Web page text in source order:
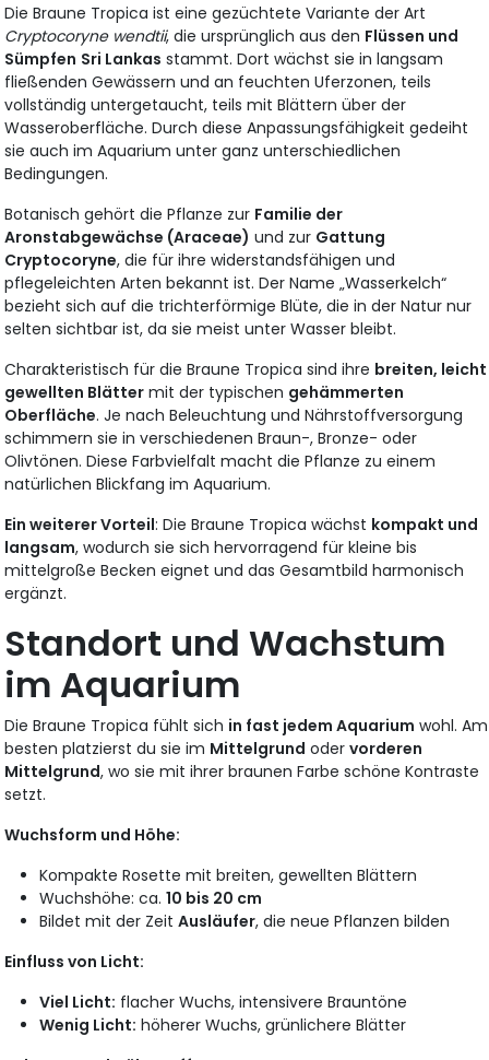
Die Braune Tropica ist eine gezüchtete Variante der Art
Cryptocoryne wendtii, die ursprünglich aus den Flüssen und
Sümpfen Sri Lankas stammt. Dort wächst sie in langsam
fließenden Gewässern und an feuchten Uferzonen, teils
vollständig untergetaucht, teils mit Blättern über der
Wasseroberfläche. Durch diese Anpassungsfähigkeit gedeiht
sie auch im Aquarium unter ganz unterschiedlichen
Bedingungen.
Botanisch gehört die Pflanze zur Familie der
Aronstabgewächse (Araceae) und zur Gattung
Cryptocoryne, die für ihre widerstandsfähigen und
pflegeleichten Arten bekannt ist. Der Name „Wasserkelch“
bezieht sich auf die trichterförmige Blüte, die in der Natur nur
selten sichtbar ist, da sie meist unter Wasser bleibt.
Charakteristisch für die Braune Tropica sind ihre breiten, leicht
gewellten Blätter mit der typischen gehämmerten
Oberfläche. Je nach Beleuchtung und Nährstoffversorgung
schimmern sie in verschiedenen Braun-, Bronze- oder
Olivtönen. Diese Farbvielfalt macht die Pflanze zu einem
natürlichen Blickfang im Aquarium.
Ein weiterer Vorteil: Die Braune Tropica wächst kompakt und
langsam, wodurch sie sich hervorragend für kleine bis
mittelgroße Becken eignet und das Gesamtbild harmonisch
ergänzt.
Standort und Wachstum
im Aquarium
Die Braune Tropica fühlt sich in fast jedem Aquarium wohl. Am
besten platzierst du sie im Mittelgrund odervorderen
Mittelgrund, wo sie mit ihrer braunen Farbe schöne Kontraste
setzt.
Wuchsform und Höhe:
Kompakte Rosette mit breiten, gewellten Blättern
Wuchshöhe: ca.10 bis 20 cm
Bildet mit der ZeitAusläufer, die neue Pflanzen bilden
Einfluss von Licht:
Viel Licht: flacher Wuchs, intensivere Brauntöne
Wenig Licht: höherer Wuchs, grünlichere Blätter